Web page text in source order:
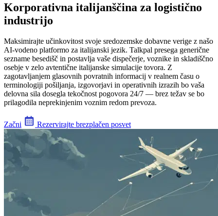
Korporativna italijanščina za logistično
industrijo
Maksimirajte učinkovitost svoje sredozemske dobavne verige z našo
AI-vodeno platformo za italijanski jezik. Talkpal presega generične
sezname besedišč in postavlja vaše dispečerje, voznike in skladiščno
osebje v zelo avtentične italijanske simulacije tovora. Z
zagotavljanjem glasovnih povratnih informacij v realnem času o
terminologiji pošiljanja, izgovorjavi in operativnih izrazih bo vaša
delovna sila dosegla tekočnost pogovora 24/7 — brez težav se bo
prilagodila neprekinjenim voznim redom prevoza.
Začni Rezervirajte brezplačen posvet